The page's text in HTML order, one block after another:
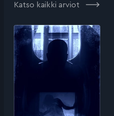
Katso kaikki arviot